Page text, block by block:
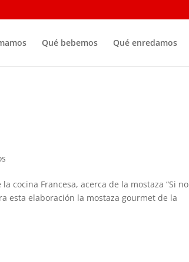
Qué bebemos Qué enredamos
cocina Francesa, acerca de la mostaza “Si no
esta elaboración la mostaza gourmet de la